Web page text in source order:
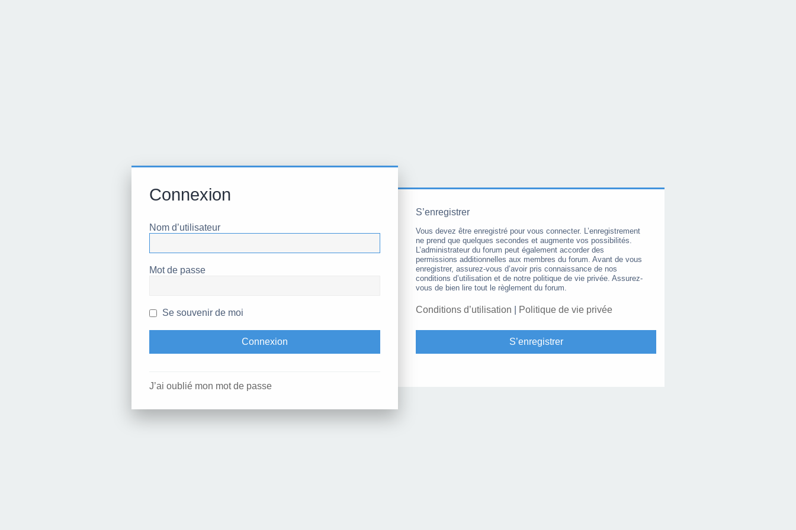
Connexion
Nom d’utilisateur
Mot de passe
Se souvenir de moi
J’ai oublié mon mot de passe
S’enregistrer
Vous devez être enregistré pour vous connecter. L’enregistrement
ne prend que quelques secondes et augmente vos possibilités.
L’administrateur du forum peut également accorder des
permissions additionnelles aux membres du forum. Avant de vous
enregistrer, assurez-vous d’avoir pris connaissance de nos
conditions d’utilisation et de notre politique de vie privée. Assurez-
vous de bien lire tout le règlement du forum.
Conditions d’utilisation Politique de vie privée
S’enregistrer